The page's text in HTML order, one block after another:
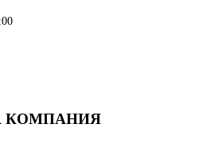
КОМПАНИЯ